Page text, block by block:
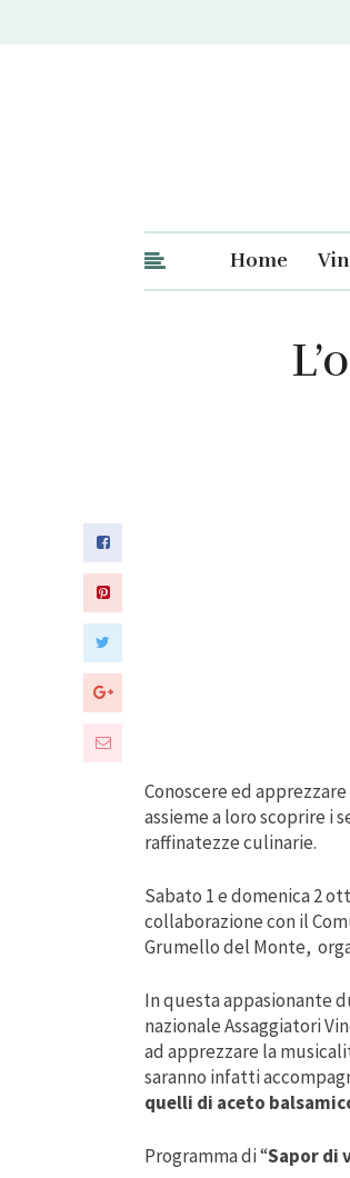
Home
Conoscere ed
assieme a loro scoprire i
raffinatezze culinarie.
Sabato 1 e domenica 2
collaborazione con il
Grumello del Monte,
In questa appasionante
nazionale Assaggiatori
ad apprezzare la
saranno infatti
quelli di aceto
Programma di “Sapor di